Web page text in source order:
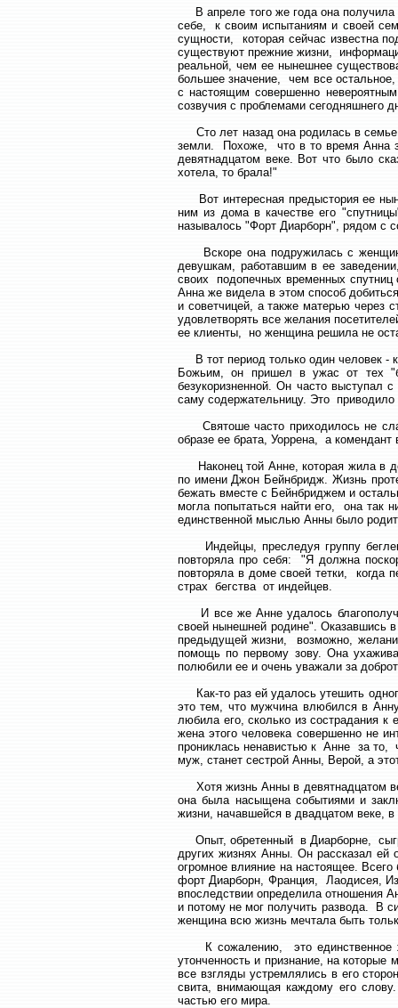
В апреле того же года она получила
себе, к своим испытаниям и своей
сущности, которая сейчас известна
существуют прежние жизни,
реальной, чем ее нынешнее
большее значение, чем все
с настоящим совершенно
созвучия с проблемами сегодняшнего
Сто лет назад она родилась в семье
земли. Похоже, что в то время Анна
девятнадцатом веке. Вот что было
хотела, то брала!"
Вот интересная предыстория ее
ним из дома в качестве его
называлось "Форт Диарборн", рядом с
Вскоре она подружилась с
девушкам, работавшим в ее
своих подопечных временных
Анна же видела в этом способ
и советчицей, а также матерью через
удовлетворять все желания
ее клиенты, но женщина решила не
В тот период только один человек -
Божьим, он пришел в ужас от тех
безукоризненной. Он часто выступал
саму содержательницу. Это
Святоше часто приходилось не
образе ее брата, Уоррена, а
Наконец той Анне, которая жила в
по имени Джон Бейнбридж. Жизнь
бежать вместе с Бейнбриджем и
могла попытаться найти его, она так
единственной мыслью Анны было
Индейцы, преследуя группу
повторяла про себя: "Я должна
повторяла в доме своей тетки, когда
страх бегства от индейцев.
И все же Анне удалось
своей нынешней родине". Оказавшись
предыдущей жизни, возможно,
помощь по первому зову. Она
полюбили ее и очень уважали за
Как-то раз ей удалось утешить
это тем, что мужчина влюбился в
любила его, сколько из сострадания
жена этого человека совершенно не
прониклась ненавистью к Анне за то,
муж, станет сестрой Анны, Верой, а
Хотя жизнь Анны в девятнадцатом
она была насыщена событиями и
жизни, начавшейся в двадцатом веке,
Опыт, обретенный в Диарборне,
других жизнях Анны. Он рассказал ей
огромное влияние на настоящее.
форт Диарборн, Франция, Лаодисея,
впоследствии определила отношения
и потому не мог получить развода. В
женщина всю жизнь мечтала быть
К сожалению, это единственное
утонченность и признание, на
все взгляды устремлялись в его
свита, внимающая каждому его
частью его мира.